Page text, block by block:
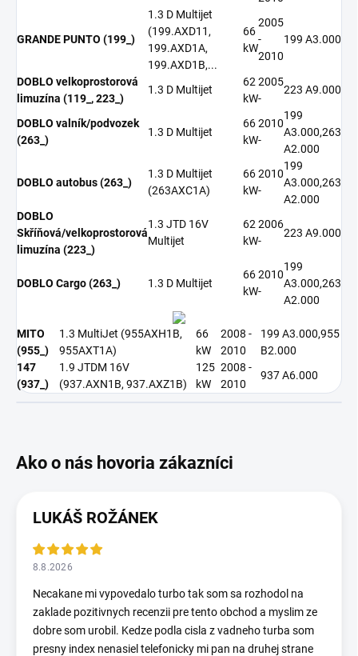
GRANDE PUNTO (199_)
1.3 D Multijet
(199.AXD11,
199.AXD1A,
199.AXD1B,...
66
kW
2005
-
2010
199 A3.000
DOBLO velkoprostorová
limuzína (119_, 223_)
1.3 D Multijet
62
kW
2005
-
223 A9.000
DOBLO valník/podvozek
(263_)
1.3 D Multijet
66
kW
2010
-
199
A3.000,263
A2.000
DOBLO autobus (263_)
1.3 D Multijet
(263AXC1A)
66
kW
2010
-
199
A3.000,263
A2.000
DOBLO
Skříňová/velkoprostorová
limuzína (223_)
1.3 JTD 16V
Multijet
62
kW
2006
-
223 A9.000
DOBLO Cargo (263_) 1.3 D Multijet
66
kW
2010
-
199
A3.000,263
A2.000
MITO
(955_)
1.3 MultiJet (955AXH1B,
955AXT1A)
66
kW
2008 -
2010
199 A3.000,955
B2.000
147
(937_)
1.9 JTDM 16V
(937.AXN1B, 937.AXZ1B)
125
kW
2008 -
2010
937 A6.000
LUKÁŠ ROŽÁNEK
8.8.2026
Necakane mi vypovedalo turbo tak som sa rozhodol na
zaklade pozitivnych recenzii pre tento obchod a myslim ze
dobre som urobil. Kedze podla cisla z vadneho turba som
presny index nenasiel telefonicky mi pan na druhej strane